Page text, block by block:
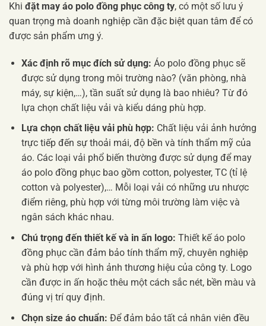
Khi đặt may áo polo đồng phục công ty, có một số lưu ý
quan trọng mà doanh nghiệp cần đặc biệt quan tâm để có
được sản phẩm ưng ý.
Xác định rõ mục đích sử dụng: Áo polo đồng phục sẽ
được sử dụng trong môi trường nào? (văn phòng, nhà
máy, sự kiện,…), tần suất sử dụng là bao nhiêu? Từ đó
lựa chọn chất liệu vải và kiểu dáng phù hợp.
Lựa chọn chất liệu vải phù hợp: Chất liệu vải ảnh hưởng
trực tiếp đến sự thoải mái, độ bền và tính thẩm mỹ của
áo. Các loại vải phổ biến thường được sử dụng để may
áo polo đồng phục bao gồm cotton, polyester, TC (tỉ lệ
cotton và polyester),… Mỗi loại vải có những ưu nhược
điểm riêng, phù hợp với từng môi trường làm việc và
ngân sách khác nhau.
Chú trọng đến thiết kế và in ấn logo: Thiết kế áo polo
đồng phục cần đảm bảo tính thẩm mỹ, chuyên nghiệp
và phù hợp với hình ảnh thương hiệu của công ty. Logo
cần được in ấn hoặc thêu một cách sắc nét, bền màu và
đúng vị trí quy định.
Chọn size áo chuẩn: Để đảm bảo tất cả nhân viên đều